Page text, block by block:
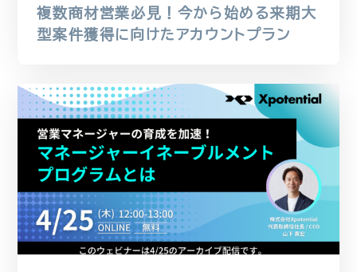
複数商材営業必見！今から始める来期大
型案件獲得に向けたアカウントプラン